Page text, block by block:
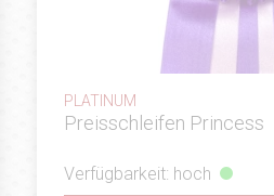
PLATINUM
Preisschleifen Princess
Verfügbarkeit: hoch